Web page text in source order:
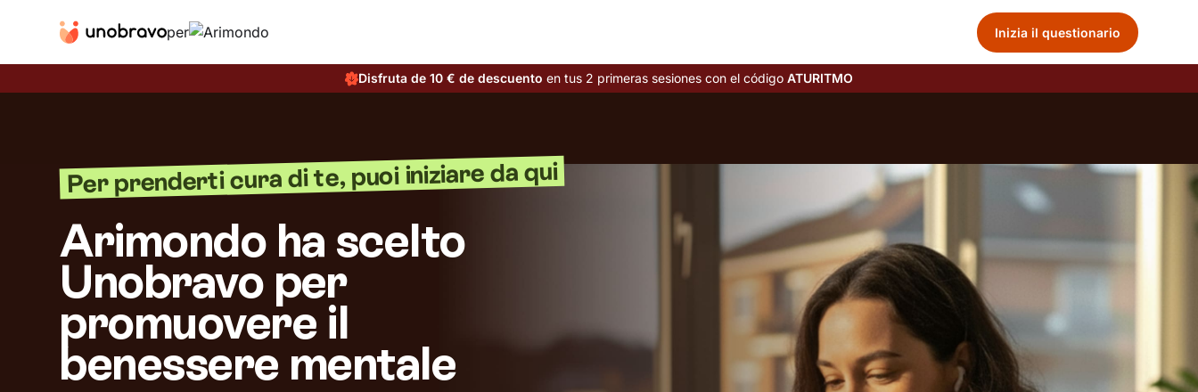
per Inizia il questionario
Disfruta de 10 € de descuento en tus 2 primeras sesiones con el código ATURITMO
Per prenderti cura di te, puoi iniziare da qui
Arimondo ha scelto
Unobravo per
promuovere il
benessere mentale